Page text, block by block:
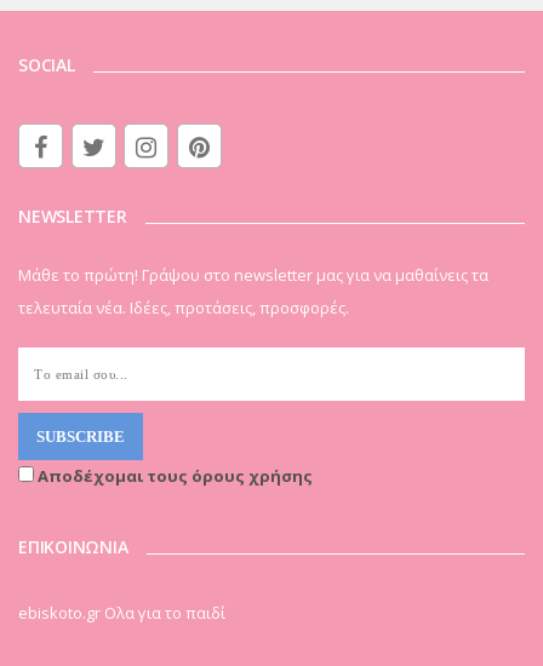
SOCIAL
NEWSLETTER
Μάθε το πρώτη! Γράψου στο newsletter μας για να μαθαίνεις τα
τελευταία νέα. Ιδέες, προτάσεις, προσφορές.
Αποδέχομαι τους όρους χρήσης
ΕΠΙΚΟΙΝΩΝΙΑ
ebiskoto.gr Ολα για το παιδί